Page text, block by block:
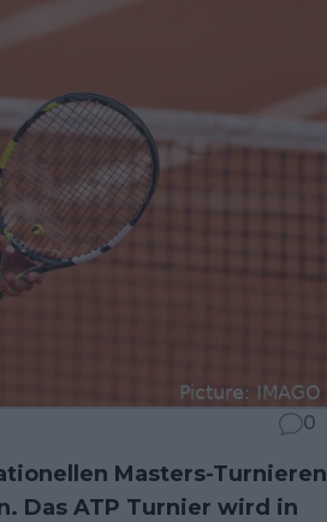
0
Masters-Turnieren
Das ATP Turnier wird in